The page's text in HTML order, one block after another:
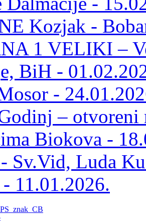
Kozjak -
1 VELIKI –
BiH -
-
– otvoreni
Biokova -
Sv.Vid, Luda
11.01.2026.